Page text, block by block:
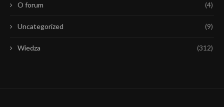
O forum (4)
Uncategorized (9)
Wiedza (312)